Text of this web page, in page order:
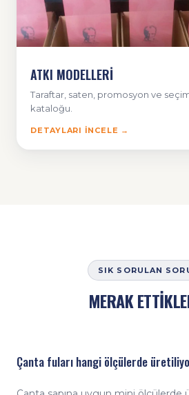
ATKI MODELLERİ
Taraftar, saten, promosyon ve
kataloğu.
DETAYLARI İNCELE →
SIK SORULAN
MERAK
Çanta fuları hangi ölçülerde